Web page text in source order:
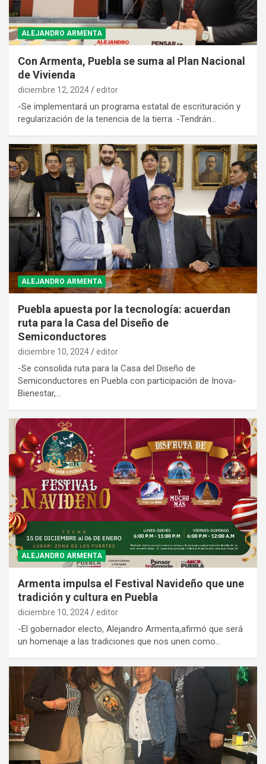
ALEJANDRO ARMENTA
Con Armenta, Puebla se suma al Plan Nacional
de Vivienda
diciembre 12, 2024 editor
-Se implementará un programa estatal de escrituración y
regularización de la tenencia de la tierra. -Tendrán…
ALEJANDRO ARMENTA
Puebla apuesta por la tecnología: acuerdan
ruta para la Casa del Diseño de
Semiconductores
diciembre 10, 2024 editor
-Se consolida ruta para la Casa del Diseño de
Semiconductores en Puebla con participación de Inova-
Bienestar,…
ALEJANDRO ARMENTA
Armenta impulsa el Festival Navideño que une
tradición y cultura en Puebla
diciembre 10, 2024 editor
-El gobernador electo, Alejandro Armenta,afirmó que será
un homenaje a las tradiciones que nos unen como…